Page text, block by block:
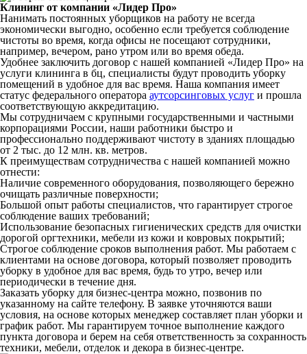
Клининг от компании «Лидер Про»
Нанимать постоянных уборщиков на работу не всегда
экономически выгодно, особенно если требуется соблюдение
чистоты во время, когда офисы не посещают сотрудники,
например, вечером, рано утром или во время обеда.
Удобнее заключить договор с нашей компанией «Лидер Про» на
услуги клининга в бц, специалисты будут проводить уборку
помещений в удобное для вас время. Наша компания имеет
статус федерального оператора аутсорсинговых услуг и прошла
соответствующую аккредитацию.
Мы сотрудничаем с крупными государственными и частными
корпорациями России, наши работники быстро и
профессионально поддерживают чистоту в зданиях площадью
от 2 тыс. до 12 млн. кв. метров.
К преимуществам сотрудничества с нашей компанией можно
отнести:
Наличие современного оборудования, позволяющего бережно
очищать различные поверхности;
Большой опыт работы специалистов, что гарантирует строгое
соблюдение ваших требований;
Использование безопасных гигиенических средств для очистки
дорогой оргтехники, мебели из кожи и ковровых покрытий;
Строгое соблюдение сроков выполнения работ. Мы работаем с
клиентами на основе договора, который позволяет проводить
уборку в удобное для вас время, будь то утро, вечер или
периодически в течение дня.
Заказать уборку для бизнес-центра можно, позвонив по
указанному на сайте телефону. В заявке уточняются ваши
условия, на основе которых менеджер составляет план уборки и
график работ. Мы гарантируем точное выполнение каждого
пункта договора и берем на себя ответственность за сохранность
техники, мебели, отделок и декора в бизнес-центре.